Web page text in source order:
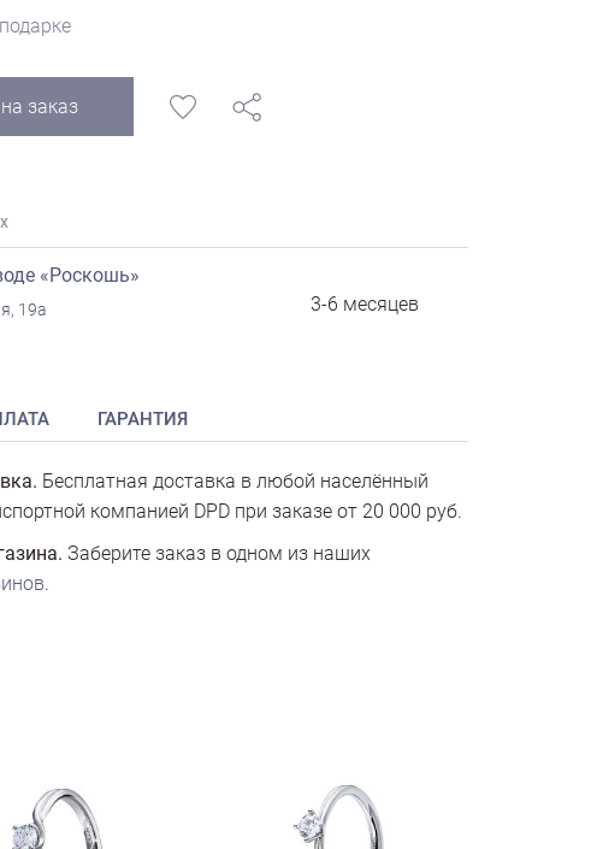
заказ
«Роскошь»
19а
3-6 месяцев
ГАРАНТИЯ
Бесплатная доставка в любой населённый
компанией DPD при заказе от 20 000 руб.
Заберите заказ в одном из наших
.